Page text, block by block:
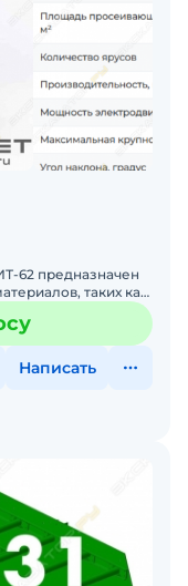
62 предназначен
таких как
крупностью ку
Написать